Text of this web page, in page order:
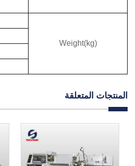
Weight(kg)
المنتجات المتعلقة